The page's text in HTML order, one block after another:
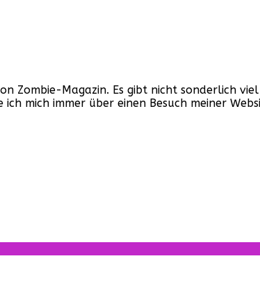
Zombie-Magazin. Es gibt nicht sonderlich
mich immer über einen Besuch meiner